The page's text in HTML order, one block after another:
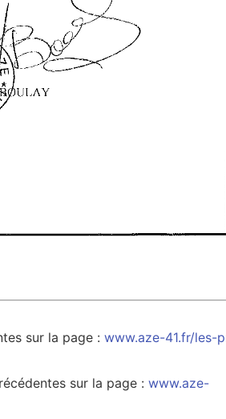
sur la page : www.aze-41.fr/les-
sur la page : www.aze-